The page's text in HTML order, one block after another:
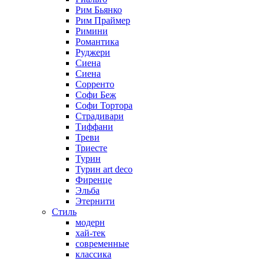
Рим Бьянко
Рим Праймер
Римини
Романтика
Руджери
Сиена
Сиена
Сорренто
Софи Беж
Софи Тортора
Страдивари
Тиффани
Треви
Триесте
Турин
Турин art deco
Фиренце
Эльба
Этернити
Стиль
модерн
хай-тек
современные
классика